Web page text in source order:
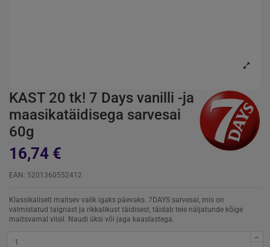
KAST 20 tk! 7 Days vanilli -ja
maasikatäidisega sarvesai
60g
16,74 €
EAN: 5201360552412
Klassikaliselt maitsev valik igaks päevaks. 7DAYS sarvesai, mis on
valmistatud taignast ja rikkalikust täidisest, täidab teie näljatunde kõige
maitsvamal viisil. Naudi üksi või jaga kaaslastega.